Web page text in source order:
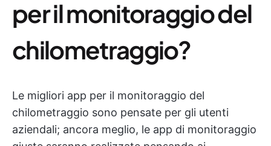
per il monitoraggio del
chilometraggio?
Le migliori app per il monitoraggio del
chilometraggio sono pensate per gli utenti
aziendali; ancora meglio, le app di monitoraggio